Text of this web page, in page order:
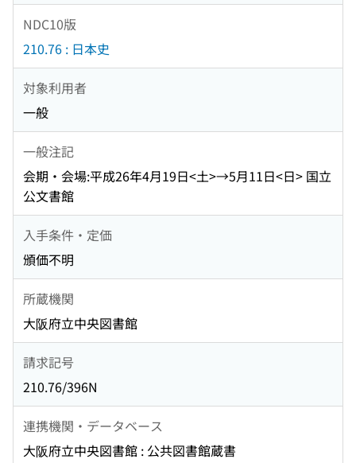
NDC10版
210.76 : 日本史
対象利用者
一般
一般注記
会期・会場:平成26年4月19日<土>→5月11日<日> 国立
公文書館
入手条件・定価
頒価不明
所蔵機関
大阪府立中央図書館
請求記号
210.76/396N
連携機関・データベース
大阪府立中央図書館 : 公共図書館蔵書